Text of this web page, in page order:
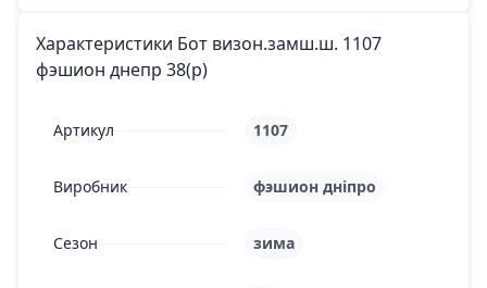
Характеристики Бот визон.замш.ш. 1107
фэшион днепр 38(р)
Артикул 1107
Виробник фэшион дніпро
Сезон зима